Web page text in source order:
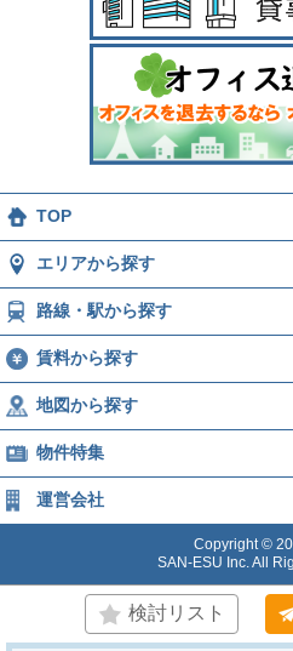
検討リスト
TOP
エリアから探す
路線・駅から探す
賃料から探す
地図から探す
物件特集
運営会社
Copyright ©
SAN-ESU Inc. All